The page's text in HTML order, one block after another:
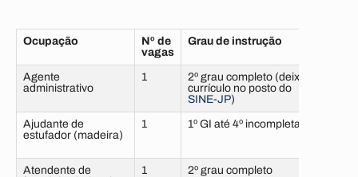
Ocupação
Nº de
vagas
Grau de instrução
Agente
administrativo
1
2º grau completo (deixar
currículo no posto do
SINE-JP)
Ajudante de
estufador (madeira)
1 1º GI até 4º incompleta
Atendente de
1 2º grau completo